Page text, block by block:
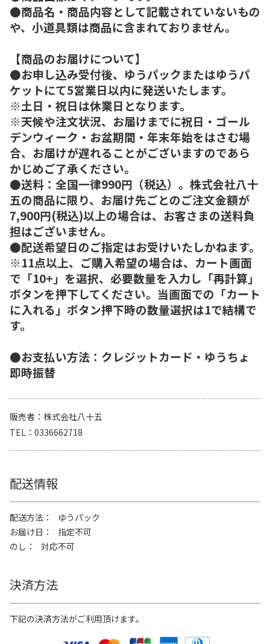
●商品名・商品内容として記載されていないもの
や、小道具類は商品に含まれておりません。
【商品のお届けについて】
●お申し込み受付後、ゆうパックまたはゆうパ
ケットにて5営業日以内に発送いたします。
※土日・祝日は休業日となります。
※天候や注文状況、お届けまでに祝日・ゴール
デンウィーク・お盆期間・年末年始をはさむ場
合、お届けが遅れることがございますのであら
かじめご了承ください。
●送料：全国一律990円（税込）。株式会社八十
五の商品に限り、お届け先ごとのご注文金額が
7,900円(税込)以上の場合は、お客さまの送料負
担はございません。
●配送希望日のご指定はお受けいたしかねます。
※11点以上、ご購入希望の場合は、カート画面
で「10+」を選択、必要数量を入力し「再計算」
ボタンを押下してください。当画面での「カート
に入れる」ボタン押下時の数量選択は1で結構で
す。
●お支払い方法：クレジットカード・ゆうちょ
即時振替
販売者
株式会社八十五
TEL
0336662718
配送情報
配送方法
ゆうパック
お届け日
指定不可
のし
対応不可
決済方法
下記の決済方法がご利用頂けます。